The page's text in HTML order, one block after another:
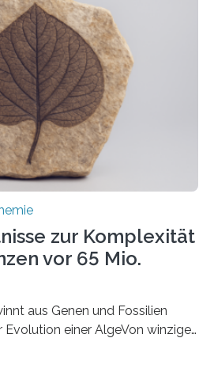
Yusuf hat nun einen bislang
des
in der Bäckerhefe
entdeckt, der für die
Organellen entscheidend ist. Die
2025 in der
zur Komplexität
vor 65 Mio.
aus Genen und Fossilien
Evolution einer AlgeVon winzigen
den komplexesten